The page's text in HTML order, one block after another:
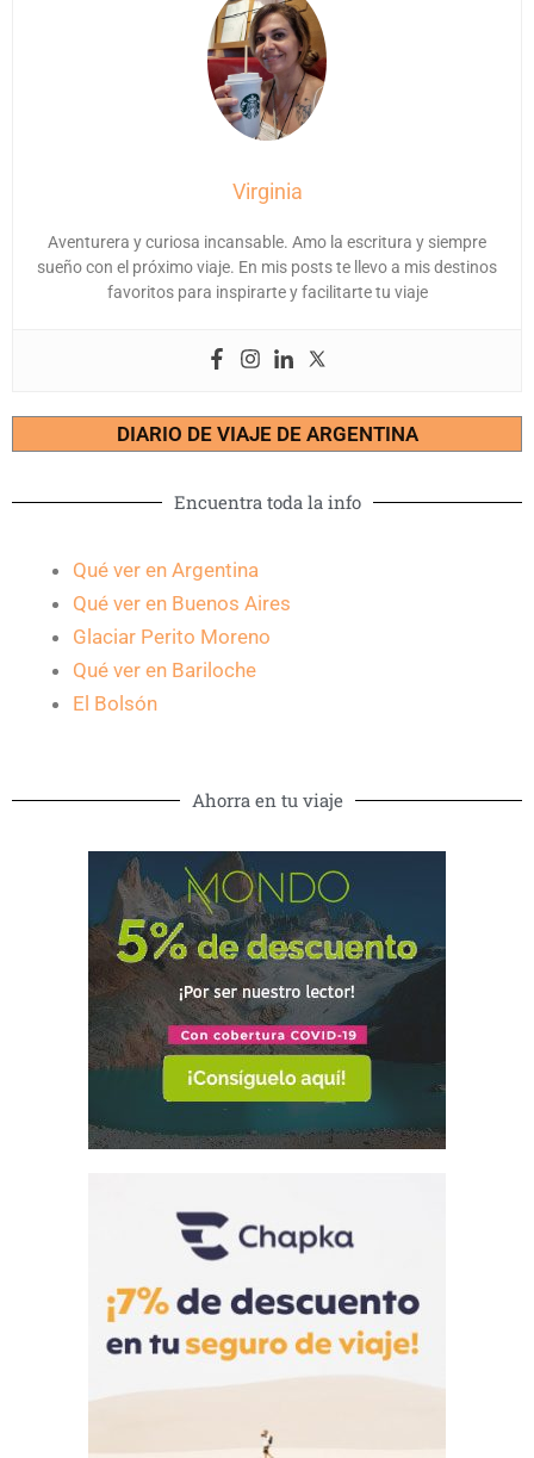
Virginia
Aventurera y curiosa incansable. Amo la escritura y siempre
sueño con el próximo viaje. En mis posts te llevo a mis destinos
favoritos para inspirarte y facilitarte tu viaje
DIARIO DE VIAJE DE ARGENTINA
Encuentra toda la info
Qué ver en Argentina
Qué ver en Buenos Aires
Glaciar Perito Moreno
Qué ver en Bariloche
El Bolsón
Ahorra en tu viaje